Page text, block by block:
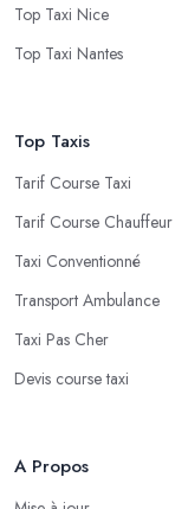
Top Taxi Nice
Top Taxi Nantes
Top Taxis
Tarif Course Taxi
Tarif Course Chauffeur
Taxi Conventionné
Transport Ambulance
Taxi Pas Cher
Devis course taxi
A Propos